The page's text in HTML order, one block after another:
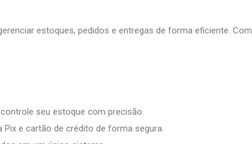
estoques, pedidos e entregas de forma eficiente.
seu estoque com precisão.
Pix e cartão de crédito de forma segura.